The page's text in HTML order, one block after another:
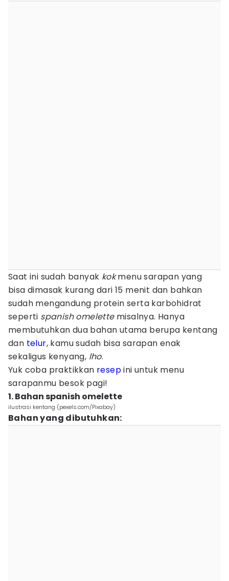
Saat ini sudah banyak kokmenu sarapan yang
bisa dimasak kurang dari 15 menit dan bahkan
sudah mengandung protein serta karbohidrat
seperti spanish omelettemisalnya. Hanya
membutuhkan dua bahan utama berupa kentang
dan telur, kamu sudah bisa sarapan enak
sekaligus kenyang, lho.
Yuk coba praktikkan resepini untuk menu
sarapanmu besok pagi!
1. Bahan spanish omelette
ilustrasi kentang (pexels.com/Pixabay)
Bahan yang dibutuhkan: